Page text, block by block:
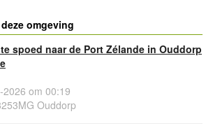
omgeving
spoed naar de Port Zélande in Ouddorp
om 00:19
Ouddorp